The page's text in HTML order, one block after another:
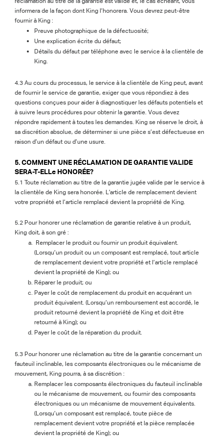
informera de la façon dont King l’honorera. Vous devrez peut-être
fournir à King :
Preuve photographique de la défectuosité;
Une explication écrite du défaut;
Détails du défaut par téléphone avec le service à la clientèle de
King.
4.3 Au cours du processus, le service à la clientèle de King peut, avant
de fournir le service de garantie, exiger que vous répondiez à des
questions conçues pour aider à diagnostiquer les défauts potentiels et
à suivre leurs procédures pour obtenir la garantie. Vous devez
répondre rapidement à toutes les demandes. King se réserve le droit, à
sa discrétion absolue, de déterminer si une pièce s’est défectueuse en
raison d’un défaut ou d’une usure.
5. COMMENT UNE RÉCLAMATION DE GARANTIE VALIDE
SERA-T-ELLe HONORÉE?
5.1 Toute réclamation au titre de la garantie jugée valide par le service à
la clientèle de King sera honorée. L’article de remplacement devient
votre propriété et l’article remplacé devient la propriété de King.
5.2 Pour honorer une réclamation de garantie relative à un produit,
King doit, à son gré :
Remplacer le produit ou fournir un produit équivalent.
(Lorsqu’un produit ou un composant est remplacé, tout article
de remplacement devient votre propriété et l’article remplacé
devient la propriété de King); ou
Réparer le produit; ou
Payer le coût de remplacement du produit en acquérant un
produit équivalent. (Lorsqu’un remboursement est accordé, le
produit retourné devient la propriété de King et doit être
retourné à King); ou
Payer le coût de la réparation du produit.
5.3 Pour honorer une réclamation au titre de la garantie concernant un
fauteuil inclinable, les composants électroniques ou le mécanisme de
mouvement, King pourra, à sa discrétion :
Remplacer les composants électroniques du fauteuil inclinable
ou le mécanisme de mouvement, ou fournir des composants
électroniques ou un mécanisme de mouvement équivalents.
(Lorsqu’un composant est remplacé, toute pièce de
remplacement devient votre propriété et la pièce remplacée
devient la propriété de King); ou